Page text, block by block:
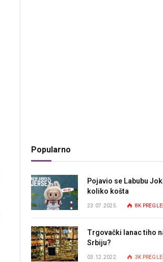
Popularno
Pojavio se Labubu
koliko košta
23.07.2025. 8K
Trgovački lanac tiho
Srbiju?
03.12.2022. 3K